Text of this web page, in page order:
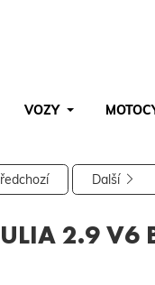
VOZY
znaky. Další
2.9